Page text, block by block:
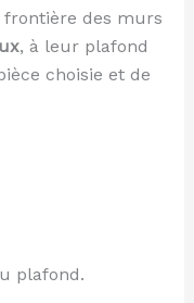
des murs
, à leur plafond
choisie et de
plafond.